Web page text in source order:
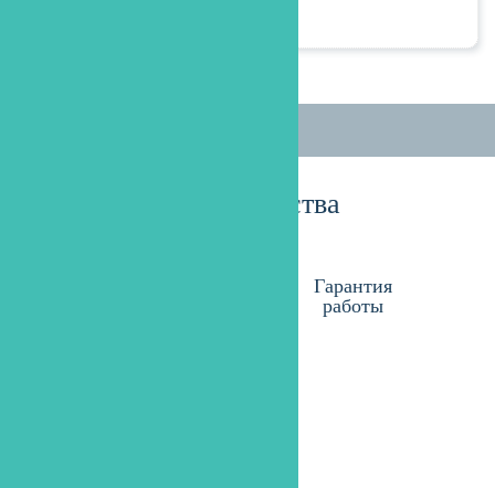
Преимущества
Гарантия
работы